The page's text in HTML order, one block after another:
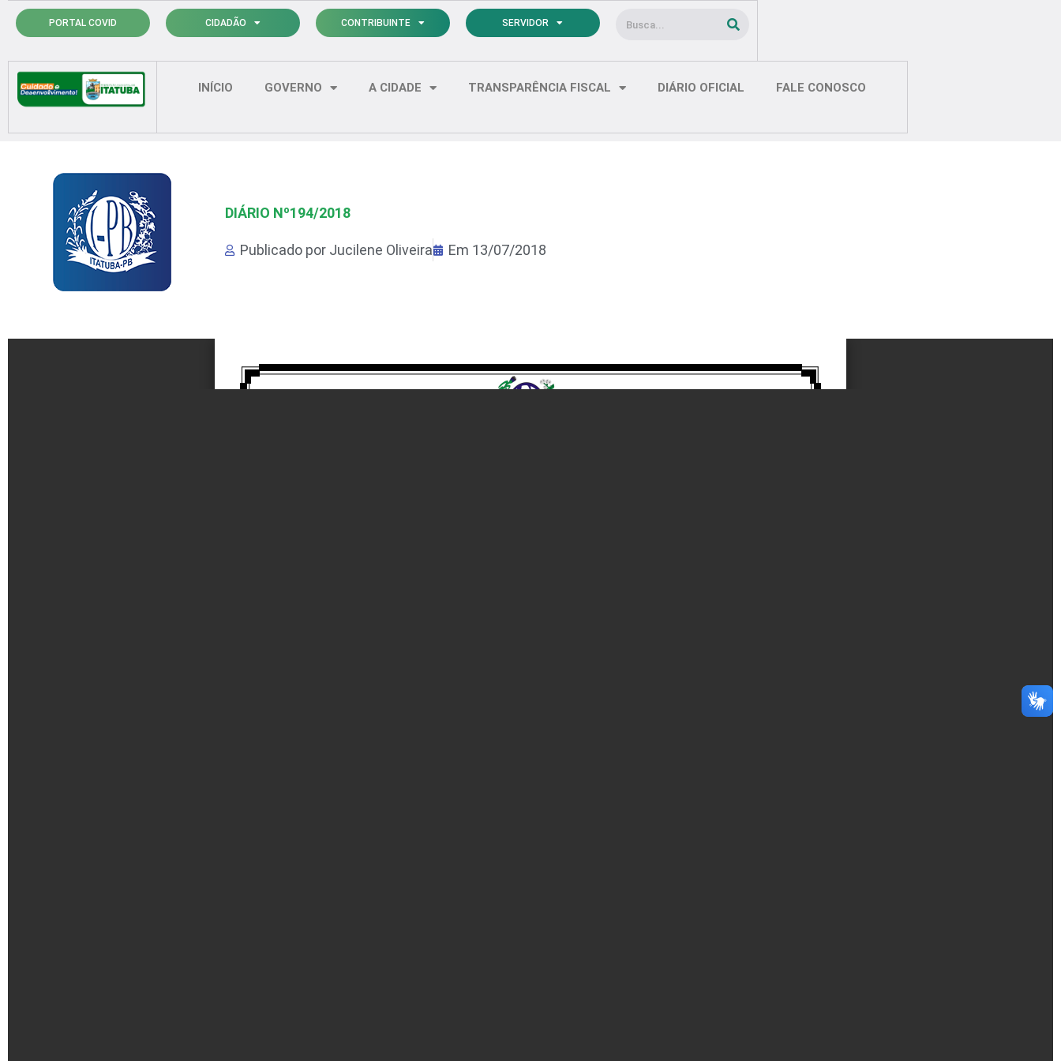
para
conteúdo
PORTAL COVID CIDADÃO CONTRIBUINTE SERVIDOR Pesquisar
INÍCIO GOVERNO A CIDADE TRANSPARÊNCIA FISCAL DIÁRIO OFICIAL FALE CONOSCO
DIÁRIO Nº194/2018
Publicado por Jucilene Oliveira Em 13/07/2018